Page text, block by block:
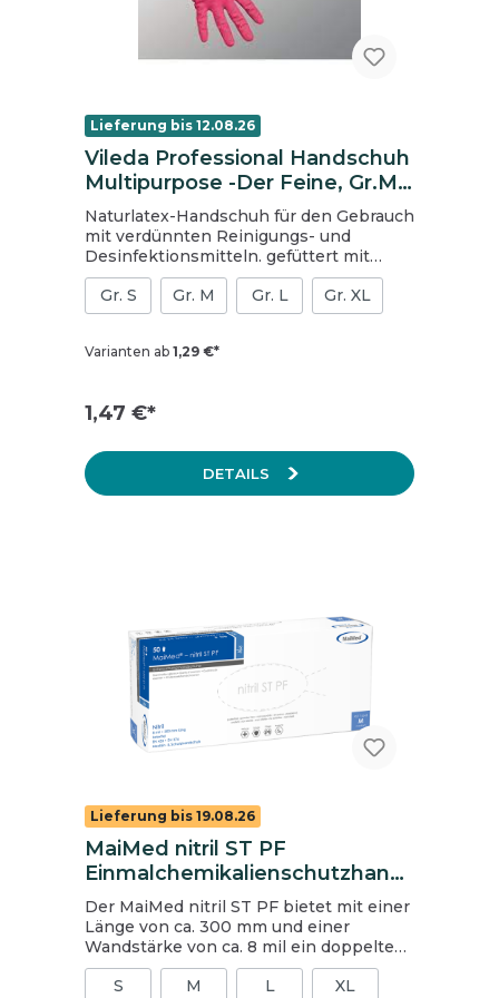
Lieferung bis 12.08.26
Vileda Professional Handschuh
Multipurpose -Der Feine, Gr.M,
rot (rose)
Naturlatex-Handschuh für den Gebrauch
mit verdünnten Reinigungs- und
Desinfektionsmitteln. gefüttert mit
reiner Baumwolle verwendbar in
nassem und trockenem Zustand für
Reinigungsarbeiten in Gebäuden, im
HoReCa-Sektor CE Kategorie III Schutz
wasserdicht nach EN 374 Inhalt: 1
Gr. S Gr. M Gr. L Gr. XL
Varianten ab 1,29 €*
1,47 €*
DETAILS
Lieferung bis 19.08.26
MaiMed nitril ST PF
Einmalchemikalienschutzhand
schuhe, Gr. S, blau, ungepudert
Der MaiMed nitril ST PF bietet mit einer
Länge von ca. 300 mm und einer
Wandstärke von ca. 8 mil ein doppeltes
Maß an Schutz und Sicherheit. Vor allem
beim Umgang mit reizenden
S M L XL